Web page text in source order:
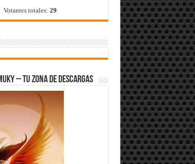
Votantes totales: 29
– Tu zona de Descargas